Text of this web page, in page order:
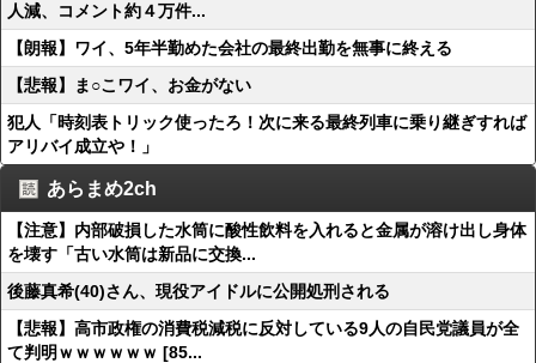
人減、コメント約４万件...
【朗報】ワイ、5年半勤めた会社の最終出勤を無事に終える
【悲報】ま○こワイ、お金がない
犯人「時刻表トリック使ったろ！次に来る最終列車に乗り継ぎすれば
アリバイ成立や！」
あらまめ2ch
【注意】内部破損した水筒に酸性飲料を入れると金属が溶け出し身体
を壊す「古い水筒は新品に交換...
後藤真希(40)さん、現役アイドルに公開処刑される
【悲報】高市政権の消費税減税に反対している9人の自民党議員が全
て判明ｗｗｗｗｗｗ [85...